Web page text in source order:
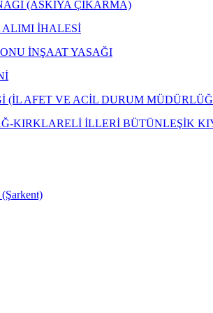
(ASKIYA ÇIKARMA)
İHALESİ
İNŞAAT YASAĞI
(İL AFET VE ACİL DURUM
KIRKLARELİ İLLERİ BÜTÜNLEŞİK
(Şarkent)